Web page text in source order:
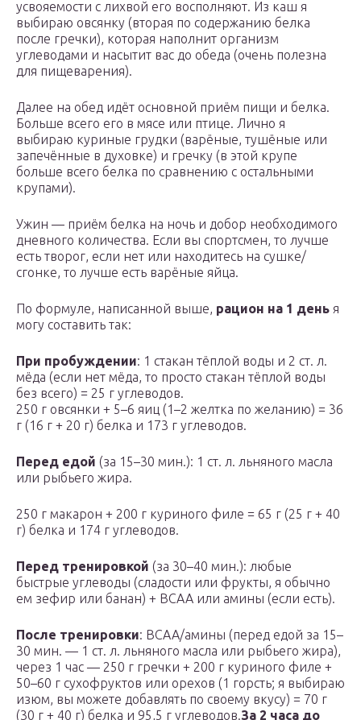
усвояемости с лихвой его восполняют. Из каш я
выбираю овсянку (вторая по содержанию белка
после гречки), которая наполнит организм
углеводами и насытит вас до обеда (очень полезна
для пищеварения).
Далее на обед идёт основной приём пищи и белка.
Больше всего его в мясе или птице. Лично я
выбираю куриные грудки (варёные, тушёные или
запечённые в духовке) и гречку (в этой крупе
больше всего белка по сравнению с остальными
крупами).
Ужин — приём белка на ночь и добор необходимого
дневного количества. Если вы спортсмен, то лучше
есть творог, если нет или находитесь на сушке/
сгонке, то лучше есть варёные яйца.
По формуле, написанной выше, рацион на 1 день я
могу составить так:
При пробуждении: 1 стакан тёплой воды и 2 ст. л.
мёда (если нет мёда, то просто стакан тёплой воды
без всего) = 25 г углеводов.
250 г овсянки + 5–6 яиц (1–2 желтка по желанию) = 36
г (16 г + 20 г) белка и 173 г углеводов.
Перед едой (за 15–30 мин.): 1 ст. л. льняного масла
или рыбьего жира.
250 г макарон + 200 г куриного филе = 65 г (25 г + 40
г) белка и 174 г углеводов.
Перед тренировкой (за 30–40 мин.): любые
быстрые углеводы (сладости или фрукты, я обычно
ем зефир или банан) + ВСАА или амины (если есть).
После тренировки: ВСАА/амины (перед едой за 15–
30 мин. — 1 ст. л. льняного масла или рыбьего жира),
через 1 час — 250 г гречки + 200 г куриного филе +
50–60 г сухофруктов или орехов (1 горсть; я выбираю
изюм, вы можете добавлять по своему вкусу) = 70 г
(30 г + 40 г) белка и 95,5 г углеводов.За 2 часа до